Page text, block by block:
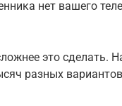
нет вашего
это сделать.
разных